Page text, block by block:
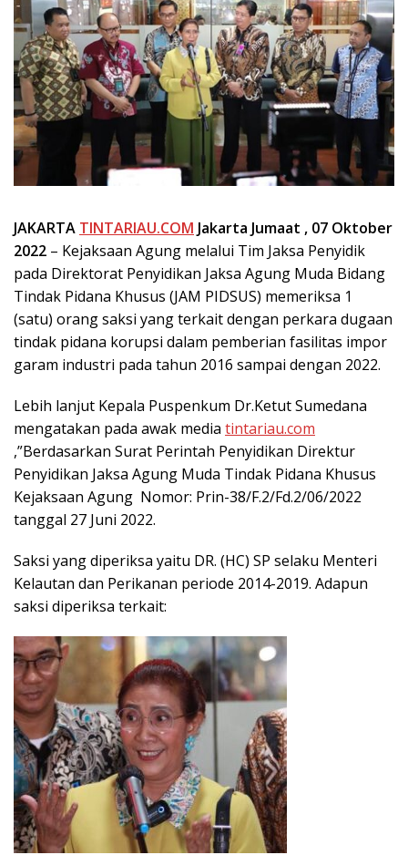
JAKARTA TINTARIAU.COM Jakarta Jumaat , 07 Oktober
2022 – Kejaksaan Agung melalui Tim Jaksa Penyidik
pada Direktorat Penyidikan Jaksa Agung Muda Bidang
Tindak Pidana Khusus (JAM PIDSUS) memeriksa 1
(satu) orang saksi yang terkait dengan perkara dugaan
tindak pidana korupsi dalam pemberian fasilitas impor
garam industri pada tahun 2016 sampai dengan 2022.
Lebih lanjut Kepala Puspenkum Dr.Ketut Sumedana
mengatakan pada awak media tintariau.com
,”Berdasarkan Surat Perintah Penyidikan Direktur
Penyidikan Jaksa Agung Muda Tindak Pidana Khusus
Kejaksaan Agung Nomor: Prin-38/F.2/Fd.2/06/2022
tanggal 27 Juni 2022.
Saksi yang diperiksa yaitu DR. (HC) SP selaku Menteri
Kelautan dan Perikanan periode 2014-2019. Adapun
saksi diperiksa terkait: